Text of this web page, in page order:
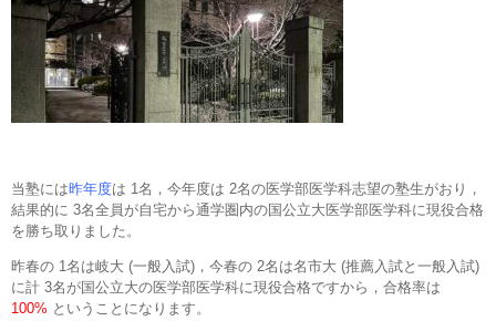
当塾には昨年度は 1名，今年度は 2名の医学部医学科志望の塾生がおり，
結果的に 3名全員が自宅から通学圏内の国公立大医学部医学科に現役合格
を勝ち取りました。
昨春の 1名は岐大 (一般入試)，今春の 2名は名市大 (推薦入試と一般入試)
に計 3名が国公立大の医学部医学科に現役合格ですから，合格率は
100% ということになります。